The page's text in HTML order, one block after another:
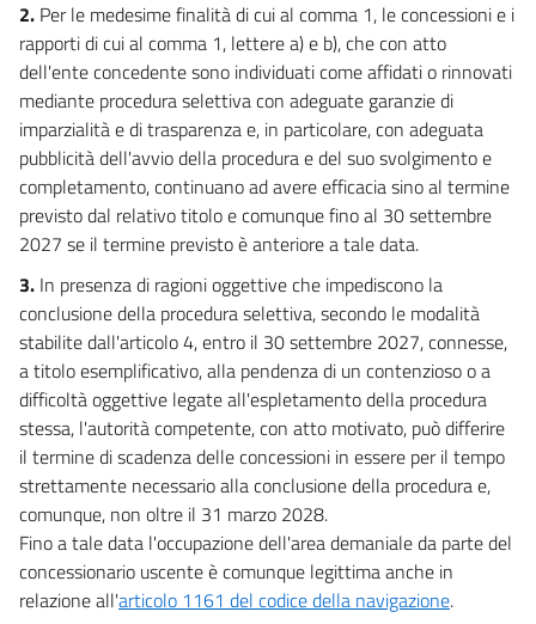
30
31
Capo VIII
Rafforzamento dei poteri in materia di attività antitrust
32
33
34
35
Capo IX
Clausola di salvaguardia
36
2. Per le medesime finalità di cui al comma 1, le concessioni e i
rapporti di cui al comma 1, lettere a) e b), che con atto
dell'ente concedente sono individuati come affidati o rinnovati
mediante procedura selettiva con adeguate garanzie di
imparzialità e di trasparenza e, in particolare, con adeguata
pubblicità dell'avvio della procedura e del suo svolgimento e
completamento, continuano ad avere efficacia sino al termine
previsto dal relativo titolo e comunque fino al 30 settembre
2027 se il termine previsto è anteriore a tale data.
3. In presenza di ragioni oggettive che impediscono la
conclusione della procedura selettiva, secondo le modalità
stabilite dall'articolo 4, entro il 30 settembre 2027, connesse,
a titolo esemplificativo, alla pendenza di un contenzioso o a
difficoltà oggettive legate all'espletamento della procedura
stessa, l'autorità competente, con atto motivato, può differire
il termine di scadenza delle concessioni in essere per il tempo
strettamente necessario alla conclusione della procedura e,
comunque, non oltre il 31 marzo 2028.
Fino a tale data l'occupazione dell'area demaniale da parte del
concessionario uscente è comunque legittima anche in
relazione all'articolo 1161 del codice della navigazione.